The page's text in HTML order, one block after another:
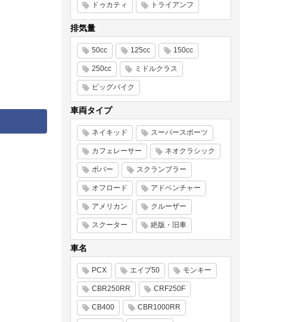
ドゥカティ トライアンフ
排気量
50cc 125cc 150cc
250cc ミドルクラス
ビッグバイク
車両タイプ
ネイキッド スーパースポーツ
カフェレーサー ネオクラシック
ボバー スクランブラー
オフロード アドベンチャー
アメリカン クルーザー
スクーター 絶版・旧車
車名
PCX エイプ50 モンキー
CBR250RR CRF250F
CB400 CBR1000RR